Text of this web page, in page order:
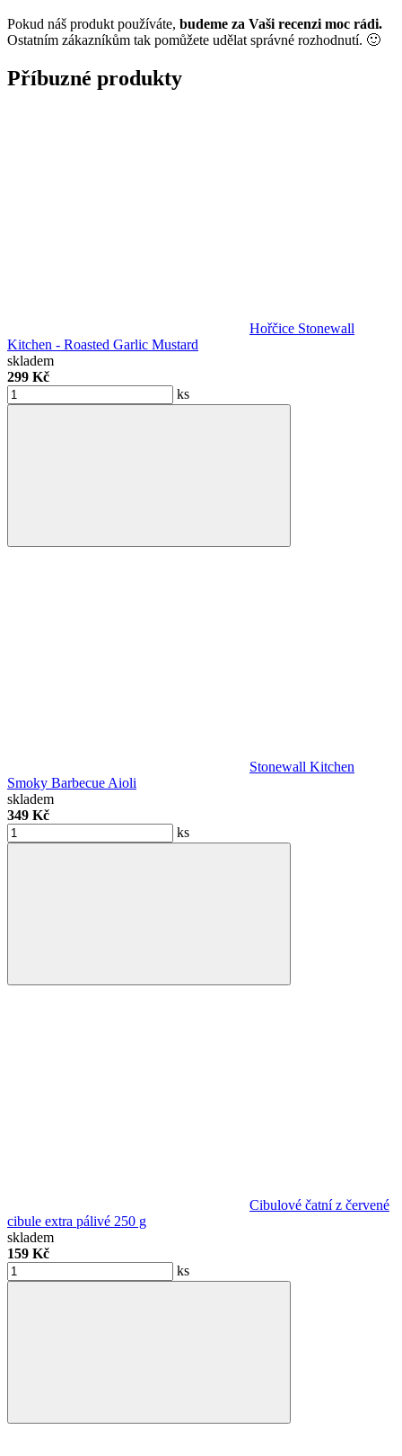
Pokud náš produkt používáte, budeme za Vaši recenzi moc rádi.
Ostatním zákazníkům tak pomůžete udělat správné rozhodnutí. 🙂
Příbuzné produkty
Hořčice Stonewall
Kitchen - Roasted Garlic Mustard
skladem
299 Kč
ks
Stonewall Kitchen
Smoky Barbecue Aioli
skladem
349 Kč
ks
Cibulové čatní z červené
cibule extra pálivé 250 g
skladem
159 Kč
ks